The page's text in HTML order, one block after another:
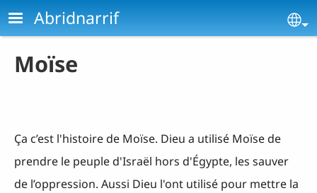
Aller au contenu principal
Abridnarrif
Moïse
Ça c’est l'histoire de Moïse. Dieu a utilisé Moïse de
prendre le peuple d'Israël hors d'Égypte, les sauver
de l’oppression. Aussi Dieu l'ont utilisé pour mettre la